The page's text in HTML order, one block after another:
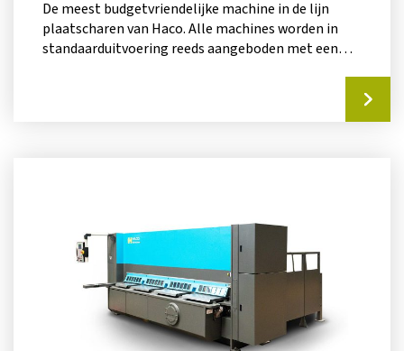
De meest budgetvriendelijke machine in de lijn
plaatscharen van Haco. Alle machines worden in
standaarduitvoering reeds aangeboden met een